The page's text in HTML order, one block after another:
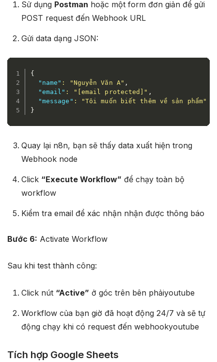
Sử dụng Postman hoặc một form đơn giản để gửi
POST request đến Webhook URL
Gửi data dạng JSON:
{
"name" : "Nguyễn Văn A" ,
"email" : "[email protected]" ,
"message" :
"Tôi muốn biết thêm về sản phẩm"
}
Quay lại n8n, bạn sẽ thấy data xuất hiện trong
Webhook node​
Click “Execute Workflow” để chạy toàn bộ
workflow
Kiểm tra email để xác nhận nhận được thông báo
Bước 6: Activate Workflow
Sau khi test thành công:
Click nút “Active” ở góc trên bên phảiyoutube​
Workflow của bạn giờ đã hoạt động 24/7 và sẽ tự
động chạy khi có request đến webhookyoutube​
Tích hợp Google Sheets